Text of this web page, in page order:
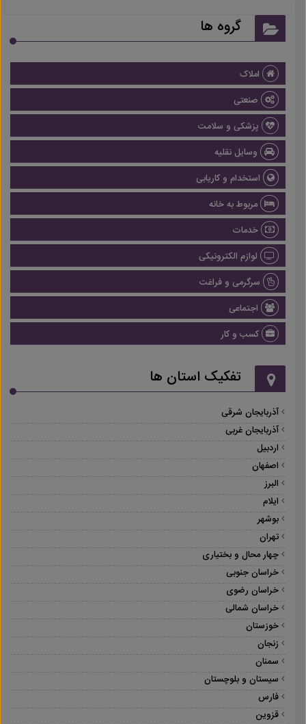
گروه ها
املاک
صنعتی
پزشکی و سلامت
وسایل نقلیه
استخدام و کاریابی
مربوط به خانه
خدمات
لوازم الکترونیکی
سرگرمی و فراغت
اجتماعی
کسب و کار
تفکیک استان ها
آذربایجان شرقی
آذربایجان غربی
اردبیل
اصفهان
البرز
ایلام
بوشهر
تهران
چهار محال و بختیاری
خراسان جنوبی
خراسان رضوی
خراسان شمالی
خوزستان
زنجان
سمنان
سیستان و بلوچستان
فارس
قزوین